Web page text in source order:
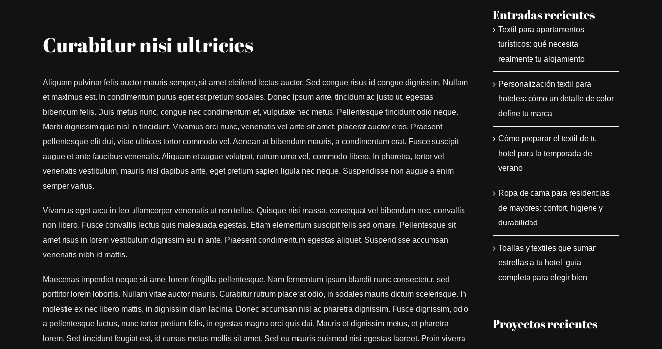
Curabitur nisi ultricies
Aliquam pulvinar felis auctor mauris semper, sit amet eleifend lectus auctor. Sed congue risus id congue dignissim. Nullam
et maximus est. In condimentum purus eget est pretium sodales. Donec ipsum ante, tincidunt ac justo ut, egestas
bibendum felis. Duis metus nunc, congue nec condimentum et, vulputate nec metus. Pellentesque tincidunt odio neque.
Morbi dignissim quis nisl in tincidunt. Vivamus orci nunc, venenatis vel ante sit amet, placerat auctor eros. Praesent
pellentesque elit dui, vitae ultrices tortor commodo vel. Aenean at bibendum mauris, a condimentum erat. Fusce suscipit
augue et ante faucibus venenatis. Aliquam et augue volutpat, rutrum urna vel, commodo libero. In pharetra, tortor vel
venenatis vestibulum, mauris nisl dapibus ante, eget pretium sapien ligula nec neque. Suspendisse non augue a enim
semper varius.
Vivamus eget arcu in leo ullamcorper venenatis ut non tellus. Quisque nisi massa, consequat vel bibendum nec, convallis
non libero. Fusce convallis lectus quis malesuada egestas. Etiam elementum suscipit felis sed ornare. Pellentesque sit
amet risus in lorem vestibulum dignissim eu in ante. Praesent condimentum egestas aliquet. Suspendisse accumsan
venenatis nibh id mattis.
Maecenas imperdiet neque sit amet lorem fringilla pellentesque. Nam fermentum ipsum blandit nunc consectetur, sed
porttitor lorem lobortis. Nullam vitae auctor mauris. Curabitur rutrum placerat odio, in sodales mauris dictum scelerisque. In
molestie ex nec libero mattis, in dignissim diam lacinia. Donec accumsan nisl ac pharetra dignissim. Fusce dignissim, odio
a pellentesque luctus, nunc tortor pretium felis, in egestas magna orci quis dui. Mauris et dignissim metus, et pharetra
lorem. Sed tincidunt feugiat est, id cursus metus mollis sit amet. Sed eu mauris euismod nisi egestas laoreet. Proin viverra
Entradas recientes
Textil para apartamentos
turísticos: qué necesita
realmente tu alojamiento
Personalización textil para
hoteles: cómo un detalle de color
define tu marca
Cómo preparar el textil de tu
hotel para la temporada de
verano
Ropa de cama para residencias
de mayores: confort, higiene y
durabilidad
Toallas y textiles que suman
estrellas a tu hotel: guía
completa para elegir bien
Proyectos recientes